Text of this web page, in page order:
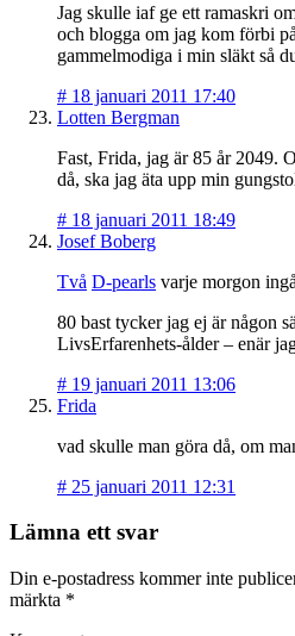
Jag skulle iaf ge ett ramaskri
och blogga om jag kom förbi
gammelmodiga i min släkt så
# 18 januari 2011 17:40
Lotten Bergman
Fast, Frida, jag är 85 år 2049.
då, ska jag äta upp min
# 18 januari 2011 18:49
Josef Boberg
Två D-pearls varje morgon
80 bast tycker jag ej är någon
LivsErfarenhets-ålder – enär
# 19 januari 2011 13:06
Frida
vad skulle man göra då, om
# 25 januari 2011 12:31
Lämna ett svar
Din e-postadress kommer inte
märkta *